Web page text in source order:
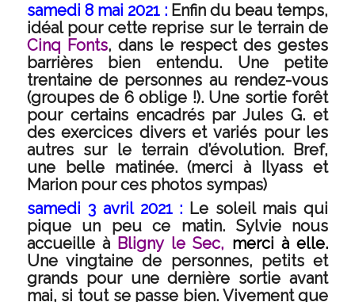
samedi 8 mai 2021 : Enfin du beau temps,
idéal pour cette reprise sur le terrain de
Cinq Fonts, dans le respect des gestes
barrières bien entendu. Une petite
trentaine de personnes au rendez-vous
(groupes de 6 oblige !). Une sortie forêt
pour certains encadrés par Jules G. et
des exercices divers et variés pour les
autres sur le terrain d’évolution. Bref,
une belle matinée. (merci à Ilyass et
Marion pour ces photos sympas)
samedi 3 avril 2021 : Le soleil mais qui
pique un peu ce matin. Sylvie nous
accueille à Bligny le Sec, merci à elle.
Une vingtaine de personnes, petits et
grands pour une dernière sortie avant
mai, si tout se passe bien. Vivement que